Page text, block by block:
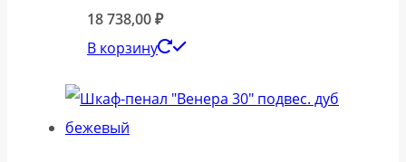
18 738,00₽
В корзину